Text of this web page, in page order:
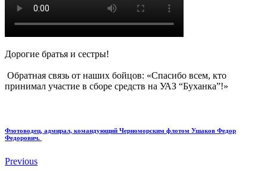
Дорогие братья и сестры!
Обратная связь от наших бойцов: «Спасибо всем, кто
принимал участие в сборе средств на УАЗ “Буханка”!»
Флотоводец, адмирал, командующий Черноморским флотом Ушаков Федор
Федорович.
Previous